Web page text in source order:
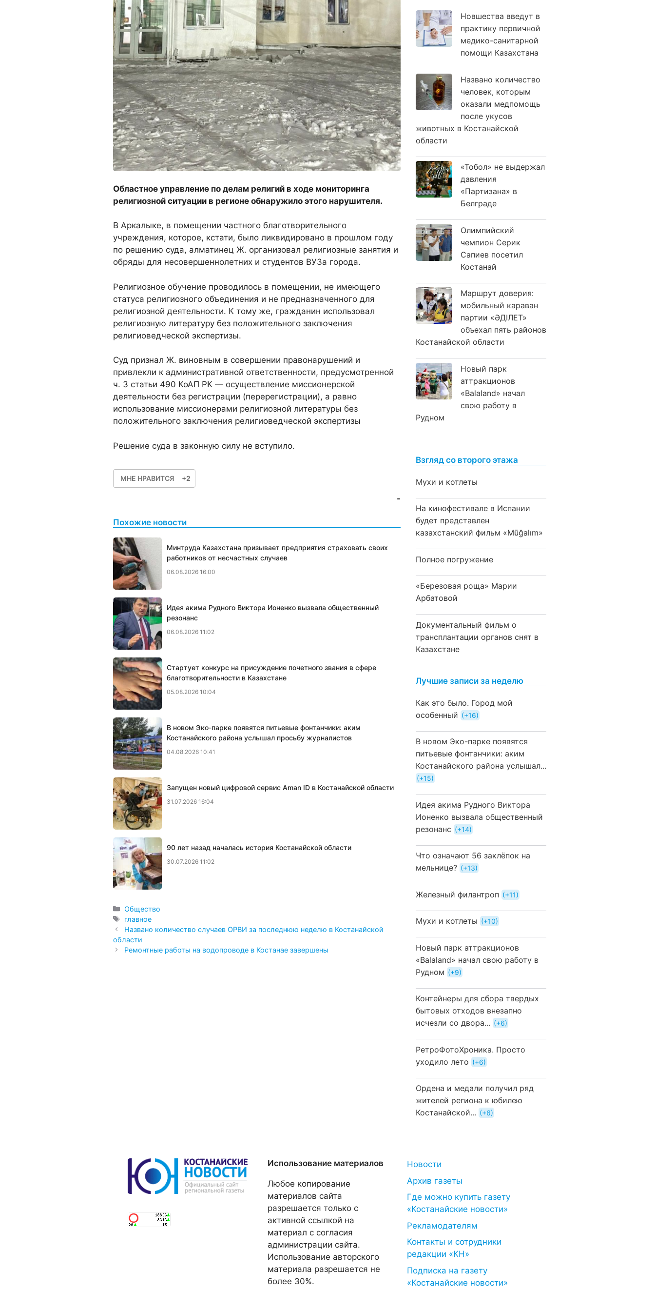
Областное управление по делам религий в ходе мониторинга
религиозной ситуации в регионе обнаружило этого нарушителя.
В Аркалыке, в помещении частного благотворительного
учреждения, которое, кстати, было ликвидировано в прошлом году
по решению суда, алматинец Ж. организовал религиозные занятия и
обряды для несовершеннолетних и студентов ВУЗа города.
Религиозное обучение проводилось в помещении, не имеющего
статуса религиозного объединения и не предназначенного для
религиозной деятельности. К тому же, гражданин использовал
религиозную литературу без положительного заключения
религиоведческой экспертизы.
Суд признал Ж. виновным в совершении правонарушений и
привлекли к административной ответственности, предусмотренной
ч. 3 статьи 490 КоАП РК — осуществление миссионерской
деятельности без регистрации (перерегистрации), а равно
использование миссионерами религиозной литературы без
положительного заключения религиоведческой экспертизы
Решение суда в законную силу не вступило.
МНЕ НРАВИТСЯ +2
-
Похожие новости
Минтруда Казахстана призывает предприятия страховать своих
работников от несчастных случаев
06.08.2026 16:00
Идея акима Рудного Виктора Ионенко вызвала общественный
резонанс
06.08.2026 11:02
Стартует конкурс на присуждение почетного звания в сфере
благотворительности в Казахстане
05.08.2026 10:04
В новом Эко-парке появятся питьевые фонтанчики: аким
Костанайского района услышал просьбу журналистов
04.08.2026 10:41
Запущен новый цифровой сервис Aman ID в Костанайской области
31.07.2026 16:04
90 лет назад началась история Костанайской области
30.07.2026 11:02
Рубрики
Общество
Метки
главное
Названо количество случаев ОРВИ за последнюю неделю в Костанайской
области
Ремонтные работы на водопроводе в Костанае завершены
Новшества введут в
практику первичной
медико-санитарной
помощи Казахстана
Названо количество
человек, которым
оказали медпомощь
после укусов
животных в Костанайской
области
«Тобол» не выдержал
давления
«Партизана» в
Белграде
Олимпийский
чемпион Серик
Сапиев посетил
Костанай
Маршрут доверия:
мобильный караван
партии «ӘДІЛЕТ»
объехал пять районов
Костанайской области
Новый парк
аттракционов
«Balaland» начал
свою работу в
Рудном
Взгляд со второго этажа
Мухи и котлеты
На кинофестивале в Испании
будет представлен
казахстанский фильм «Mūğalım»
Полное погружение
«Березовая роща» Марии
Арбатовой
Документальный фильм о
трансплантации органов снят в
Казахстане
Лучшие записи за неделю
Как это было. Город мой
особенный
+16
В новом Эко-парке появятся
питьевые фонтанчики: аким
Костанайского района услышал...
+15
Идея акима Рудного Виктора
Ионенко вызвала общественный
резонанс
+14
Что означают 56 заклёпок на
мельнице?
+13
Железный филантроп +11
Мухи и котлеты +10
Новый парк аттракционов
«Balaland» начал свою работу в
Рудном
+9
Контейнеры для сбора твердых
бытовых отходов внезапно
исчезли со двора...
+6
РетроФотоХроника. Просто
уходило лето
+6
Ордена и медали получил ряд
жителей региона к юбилею
Костанайской...
+6
Использование материалов
Любое копирование
материалов сайта
разрешается только с
активной ссылкой на
материал с согласия
администрации сайта.
Использование авторского
материала разрешается не
более 30%.
Новости
Архив газеты
Где можно купить газету
«Костанайские новости»
Рекламодателям
Контакты и сотрудники
редакции «КН»
Подписка на газету
«Костанайские новости»